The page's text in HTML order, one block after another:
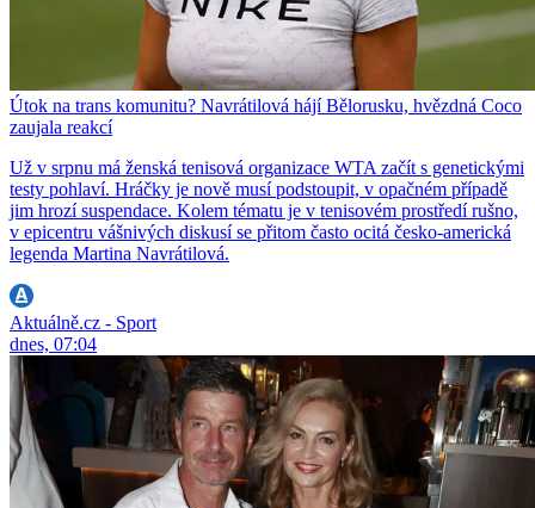
Útok na trans komunitu? Navrátilová hájí Bělorusku, hvězdná Coco
zaujala reakcí
Už v srpnu má ženská tenisová organizace WTA začít s genetickými
testy pohlaví. Hráčky je nově musí podstoupit, v opačném případě
jim hrozí suspendace. Kolem tématu je v tenisovém prostředí rušno,
v epicentru vášnivých diskusí se přitom často ocitá česko-americká
legenda Martina Navrátilová.
Aktuálně.cz - Sport
dnes, 07:04